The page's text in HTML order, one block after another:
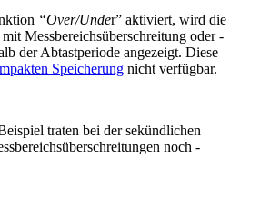
“Over/Under” aktiviert, wird die
Messbereichsüberschreitung oder -
der Abtastperiode angezeigt. Diese
Speicherung nicht verfügbar.
traten bei der sekündlichen
noch -